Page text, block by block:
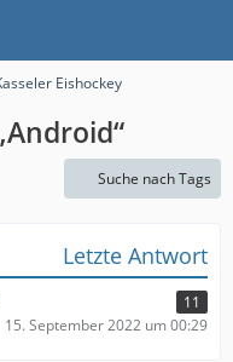
Eishockey
Suche nach Tags
Letzte Antwort
11
15. September 2022 um 00:29